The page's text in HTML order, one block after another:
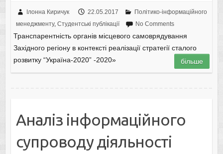
Ілонна Киричук 22.05.2017
Політико-інформаційного
менеджменту, Студентські публікації No Comments
Транспарентність органів місцевого самоврядування
Західного регіону в контексті реалізації стратегії сталого
розвитку “Україна-2020” -2020»
більше
Аналіз інформаційного
супроводу діяльності